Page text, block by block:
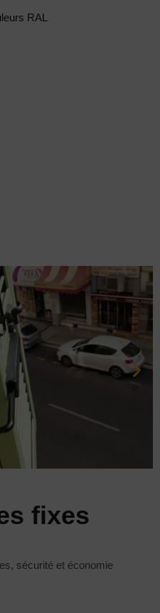
RAL
fixes
sécurité et économie